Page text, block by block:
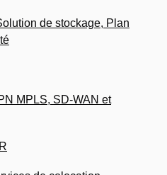
de stockage, Plan
MPLS, SD-WAN et